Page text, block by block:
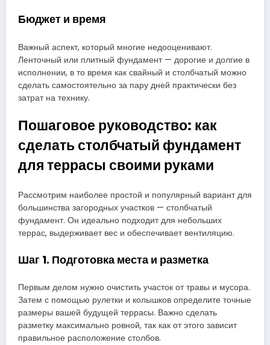
Бюджет и время
Важный аспект, который многие недооценивают.
Ленточный или плитный фундамент — дорогие и долгие в
исполнении, в то время как свайный и столбчатый можно
сделать самостоятельно за пару дней практически без
затрат на технику.
Пошаговое руководство: как
сделать столбчатый фундамент
для террасы своими руками
Рассмотрим наиболее простой и популярный вариант для
большинства загородных участков — столбчатый
фундамент. Он идеально подходит для небольших
террас, выдерживает вес и обеспечивает вентиляцию.
Шаг 1. Подготовка места и разметка
Первым делом нужно очистить участок от травы и мусора.
Затем с помощью рулетки и колышков определите точные
размеры вашей будущей террасы. Важно сделать
разметку максимально ровной, так как от этого зависит
правильное расположение столбов.